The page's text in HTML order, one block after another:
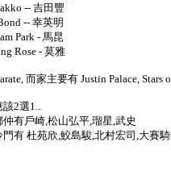
-- 吉田豐
-- 幸英明
Park - 馬昆
Rose - 莫雅
而家主要有 Justin Palace, Stars
該2選1..
仲有戶崎,松山弘平,瑠星,武史
門有 杜苑欣,鮫島駿,北村宏司,大賽